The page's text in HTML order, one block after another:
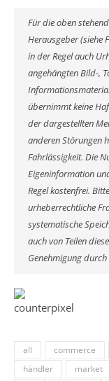
Für die oben
Herausgeber (siehe
in der Regel auch
angehängten Bild-,
übernimmt keine
der dargestellten
anderen Störungen
Fahrlässigkeit. Die
Eigeninformation
Regel kostenfrei.
urheberrechtliche
systematische
auch von Teilen
Genehmigung
all commerce
händler
market